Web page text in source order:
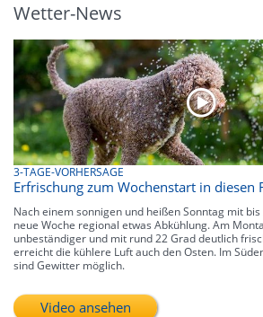
Wetter-News
3-TAGE-VORHERSAGE
Erfrischung zum Wochenstart in diesen
Nach einem sonnigen und heißen Sonntag mit
neue Woche regional etwas Abkühlung. Am
unbeständiger und mit rund 22 Grad deutlich
erreicht die kühlere Luft auch den Osten. Im
sind Gewitter möglich.
Video ansehen